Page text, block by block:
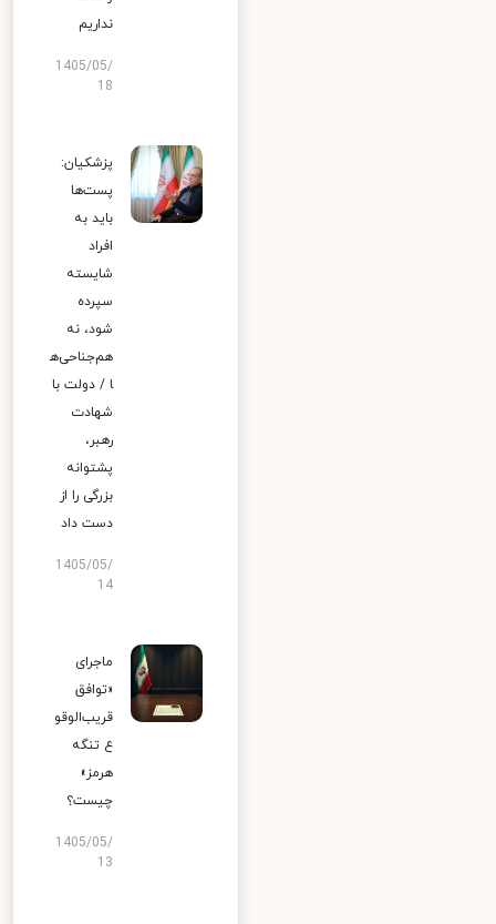
نداریم
1405/05/
18
پزشکیان:
پست‌ها
باید به
افراد
شایسته
سپرده
شود، نه
هم‌جناحی‌ه
ا / دولت با
شهادت
رهبر،
پشتوانه
بزرگی را از
دست داد
1405/05/
14
ماجرای
«توافق
قریب‌الوقو
ع تنگه
هرمز»
چیست؟
1405/05/
13